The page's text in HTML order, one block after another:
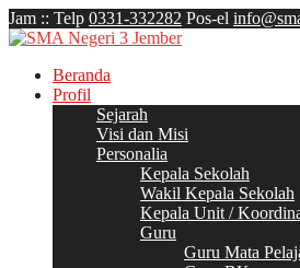
Jam :: Telp 0331-332282 Pos-el
Beranda
Profil
Sejarah
Visi dan Misi
Personalia
Kepala Sekolah
Wakil Kepala Sekolah
Kepala Unit /
Guru
Guru Mata